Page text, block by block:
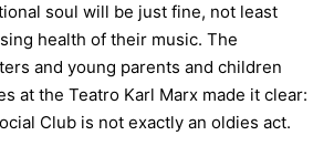
soul will be just fine, not least
health of their music. The
and young parents and children
at the Teatro Karl Marx made it clear:
Club is not exactly an oldies act.